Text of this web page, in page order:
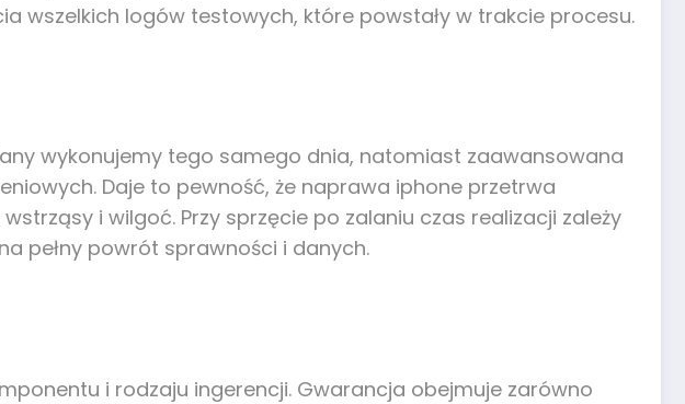
wszelkich logów testowych, które powstały w trakcie procesu.
wykonujemy tego samego dnia, natomiast zaawansowana
Daje to pewność, że naprawa iphone przetrwa
i wilgoć. Przy sprzęcie po zalaniu czas realizacji zależy
pełny powrót sprawności i danych.
i rodzaju ingerencji. Gwarancja obejmuje zarówno